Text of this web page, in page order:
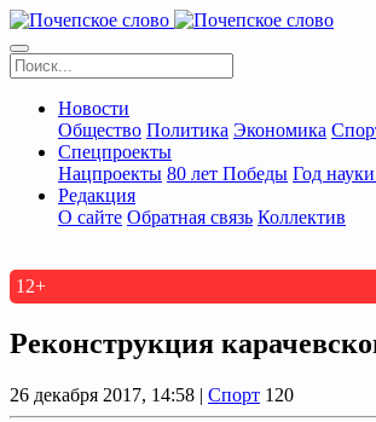
Новости
Общество Политика Экономика
Спецпроекты
Нацпроекты 80 лет Победы Год
Редакция
О сайте Обратная связь Коллектив
12+
Реконструкция
26 декабря 2017, 14:58 | Спорт 120